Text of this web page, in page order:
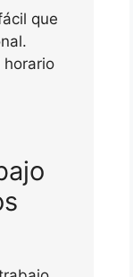
que
horario